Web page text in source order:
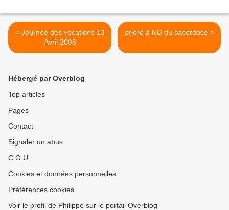
< Journée des vocations 13
Avril 2008
prière à ND du sacerdoce >
Hébergé par Overblog
Top articles
Pages
Contact
Signaler un abus
C.G.U.
Cookies et données personnelles
Préférences cookies
Voir le profil de Philippe sur le portail Overblog